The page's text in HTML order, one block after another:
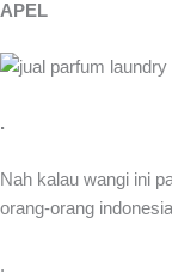
APEL
.
Nah kalau wangi ini
orang-orang indonesia
.